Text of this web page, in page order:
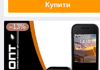
Купити
–13%